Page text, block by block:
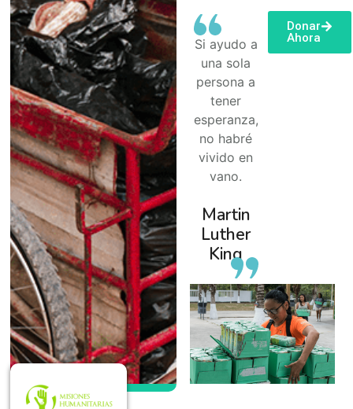
Si ayudo a
una sola
persona a
tener
esperanza,
no habré
vivido en
vano.
Martin
Luther
King
Donar
Ahora